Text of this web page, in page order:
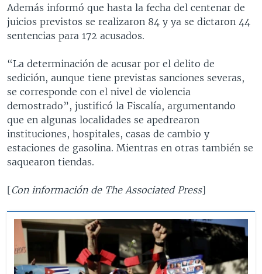
Además informó que hasta la fecha del centenar de
juicios previstos se realizaron 84 y ya se dictaron 44
sentencias para 172 acusados.
“La determinación de acusar por el delito de
sedición, aunque tiene previstas sanciones severas,
se corresponde con el nivel de violencia
demostrado”, justificó la Fiscalía, argumentando
que en algunas localidades se apedrearon
instituciones, hospitales, casas de cambio y
estaciones de gasolina. Mientras en otras también se
saquearon tiendas.
[Con información de The Associated Press]